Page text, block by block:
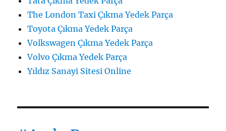
The London Taxi Çıkma Yedek Parça
Toyota Çıkma Yedek Parça
Volkswagen Çıkma Yedek Parça
Volvo Çıkma Yedek Parça
Yıldız Sanayi Sitesi Online